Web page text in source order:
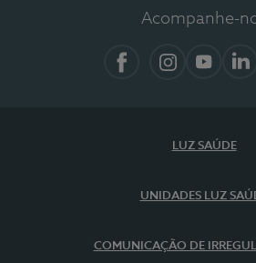
Acompanhe-
LUZ SAÚDE
UNIDADES LUZ
COMUNICAÇÃO DE